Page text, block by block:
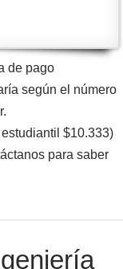
de pago
según el número
$10.333)
para saber